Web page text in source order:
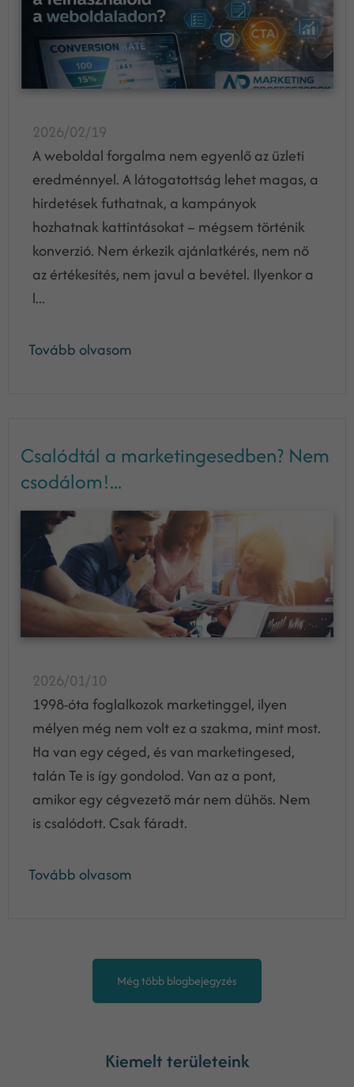
2026/02/19
A weboldal forgalma nem egyenlő az üzleti
eredménnyel. A látogatottság lehet magas, a
hirdetések futhatnak, a kampányok
hozhatnak kattintásokat – mégsem történik
konverzió. Nem érkezik ajánlatkérés, nem nő
az értékesítés, nem javul a bevétel. Ilyenkor a
l...
Tovább olvasom
Csalódtál a marketingesedben? Nem
csodálom!...
2026/01/10
1998-óta foglalkozok marketinggel, ilyen
mélyen még nem volt ez a szakma, mint most.
Ha van egy céged, és van marketingesed,
talán Te is így gondolod. Van az a pont,
amikor egy cégvezető már nem dühös. Nem
is csalódott. Csak fáradt.
Tovább olvasom
Még több blogbejegyzés
Kiemelt területeink